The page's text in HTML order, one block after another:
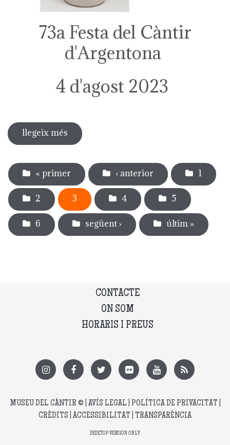
73a Festa del Càntir
d'Argentona
4 d'agost 2023
llegeix més sobre 73a festa del càntir
Pàgines
« primer ‹ anterior 1
2 3 4 5
6 següent › últim »
CONTACTE
ON SOM
HORARIS I PREUS
MUSEU DEL CÀNTIR © | AVÍS LEGAL POLÍTICA DE PRIVACITAT
CRÈDITS ACCESSIBILITAT TRANSPARÈNCIA
DESKTOP VERSION ONLY